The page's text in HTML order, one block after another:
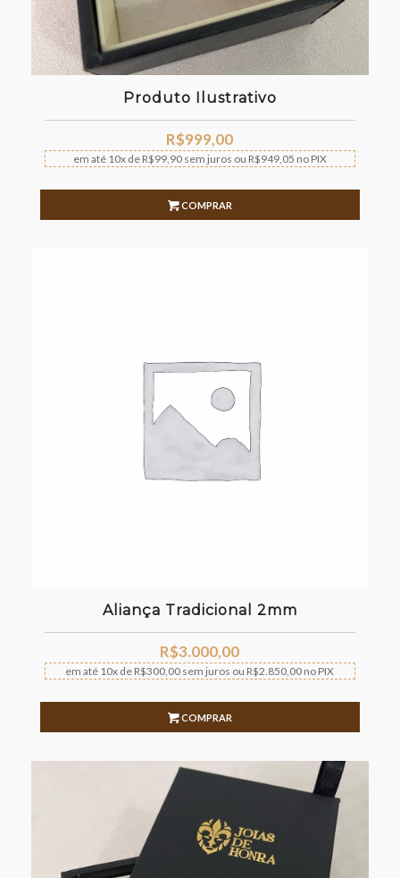
Produto Ilustrativo
R$999,00
em até 10x de R$99,90sem juros ou R$949,05 no PIX
COMPRAR
Aliança Tradicional 2mm
R$3.000,00
em até 10x de R$300,00 sem juros ou R$2.850,00 no PIX
COMPRAR